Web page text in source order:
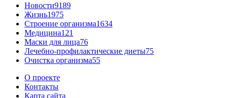
Новости9189
Жизнь1975
Строение организма1634
Медицина121
Маски для лица76
Лечебно-профилактические диеты75
Очистка организма55
О проекте
Контакты
Карта сайта